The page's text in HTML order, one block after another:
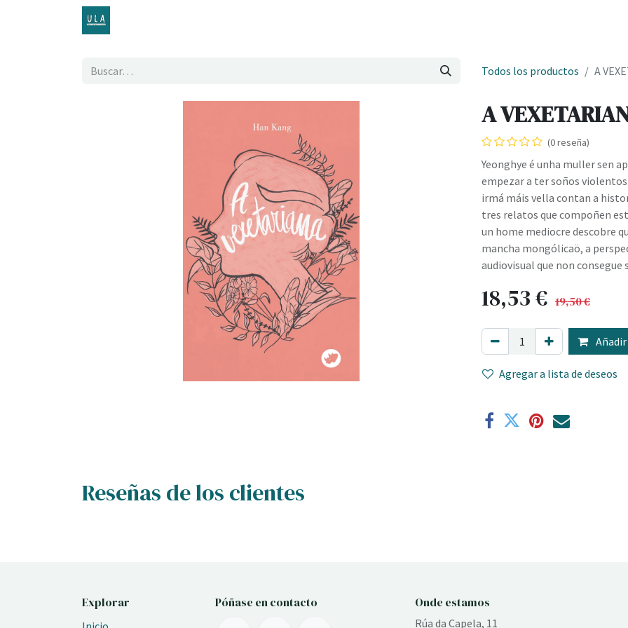
Todos los productos A
A
(0 reseña)
Yeonghye é unha muller sen
empezar a ter soños violentos.
irmá máis vella contan a
tres relatos que compoñen
un home mediocre descobre
mancha mongólicaö, a
audiovisual que non consegue
18,53€ 19,50€
Agregar a lista de deseos
Reseñas de los clientes
Explorar Póñase en contacto Onde estamos
Rúa da Capela, 11